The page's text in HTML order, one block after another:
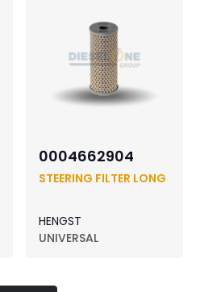
0004662904
STEERING FILTER LONG
HENGST
UNIVERSAL